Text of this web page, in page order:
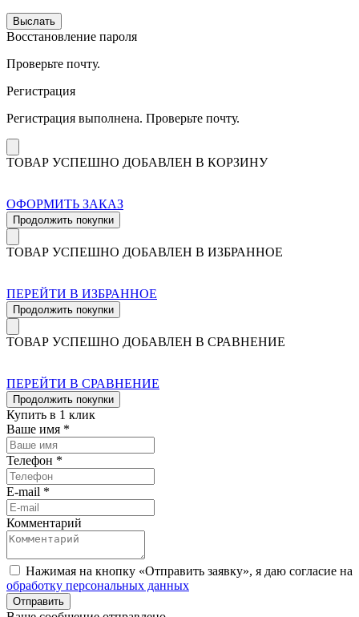
Выслать
Восстановление пароля
Проверьте почту.
Регистрация
Регистрация выполнена. Проверьте почту.
ТОВАР УСПЕШНО ДОБАВЛЕН В КОРЗИНУ
ОФОРМИТЬ ЗАКАЗ
Продолжить покупки
ТОВАР УСПЕШНО ДОБАВЛЕН В ИЗБРАННОЕ
ПЕРЕЙТИ В ИЗБРАННОЕ
Продолжить покупки
ТОВАР УСПЕШНО ДОБАВЛЕН В СРАВНЕНИЕ
ПЕРЕЙТИ В СРАВНЕНИЕ
Продолжить покупки
Купить в 1 клик
Ваше имя *
Телефон *
E-mail *
Комментарий
Нажимая на кнопку «Отправить заявку», я даю согласие на
обработку персональных данных
Отправить